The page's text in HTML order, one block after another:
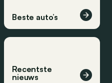
Beste auto’s
Recentste
nieuws